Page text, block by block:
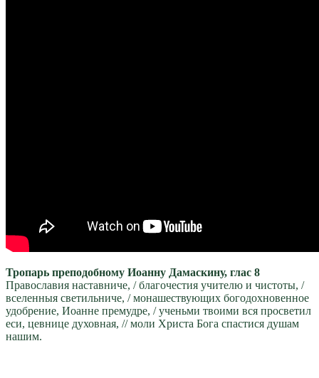
Тропарь преподобному Иоанну Дамаскину, глас 8
Православия наставниче, / благочестия учителю и чистоты, /
вселенныя светильниче, / монашествующих богодохновенное
удобрение, Иоанне премудре, / ученьми твоими вся просветил
еси, цевнице духовная, // моли Христа Бога спастися душам
нашим.